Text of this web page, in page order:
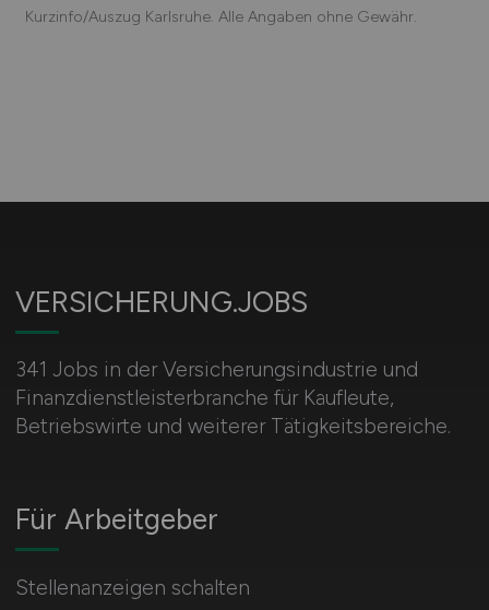
Kurzinfo/Auszug Karlsruhe. Alle Angaben ohne Gewähr.
VERSICHERUNG.JOBS
341 Jobs in der Versicherungsindustrie und
Finanzdienstleisterbranche für Kaufleute,
Betriebswirte und weiterer Tätigkeitsbereiche.
Für Arbeitgeber
Stellenanzeigen schalten